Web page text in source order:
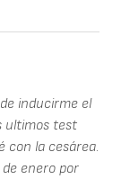
inducirme el
ultimos test
con la cesárea.
de enero por